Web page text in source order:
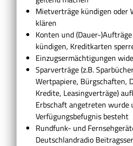
Mietverträge kündigen oder
klären
Konten und (Dauer-
kündigen, Kreditkarten
Einzugsermächtigungen
Sparverträge (z.B.
Wertpapiere, Bürgschaften,
Kredite, Leasingverträge)
Erbschaft angetreten wurde
Verfügungsbefugnis besteht
Rundfunk- und
Deutschlandradio